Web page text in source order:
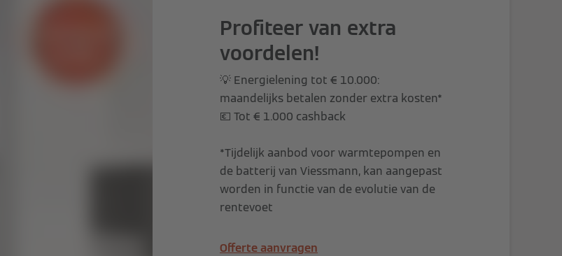
Profiteer van extra
voordelen!
💡 Energielening tot € 10.000:
maandelijks betalen zonder extra kosten*
💶 Tot € 1.000 cashback
*Tijdelijk aanbod voor warmtepompen en
de batterij van Viessmann, kan aangepast
worden in functie van de evolutie van de
rentevoet
Offerte aanvragen